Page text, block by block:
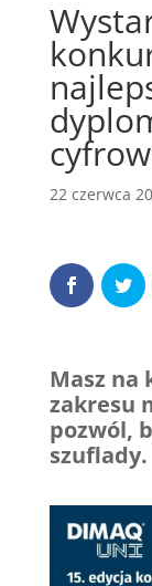
22 czerwca
Masz na
zakresu
pozwól,
szuflady.